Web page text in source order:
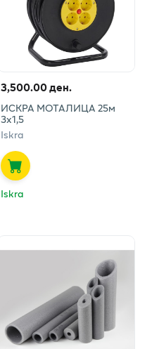
3,500.00 ден.
ИСКРА МОТАЛИЦА 25м
3х1,5
Iskra
Iskra